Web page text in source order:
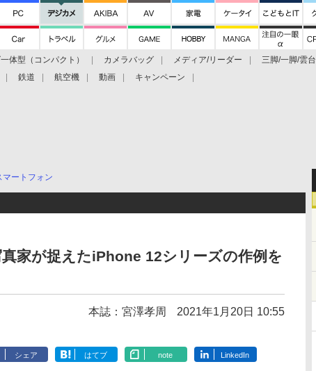
体型（コンパクト） カメラバッグ メディア/リーダー 三脚/一脚/雲台
鉄道 航空機 動画 キャンペーン
マートフォン
家が捉えたiPhone 12シリーズの作例を
本誌：宮澤孝周 2021年1月20日 10:55
シェア はてブ note LinkedIn